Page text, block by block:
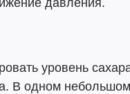
давления.
уровень
В одном небольшом